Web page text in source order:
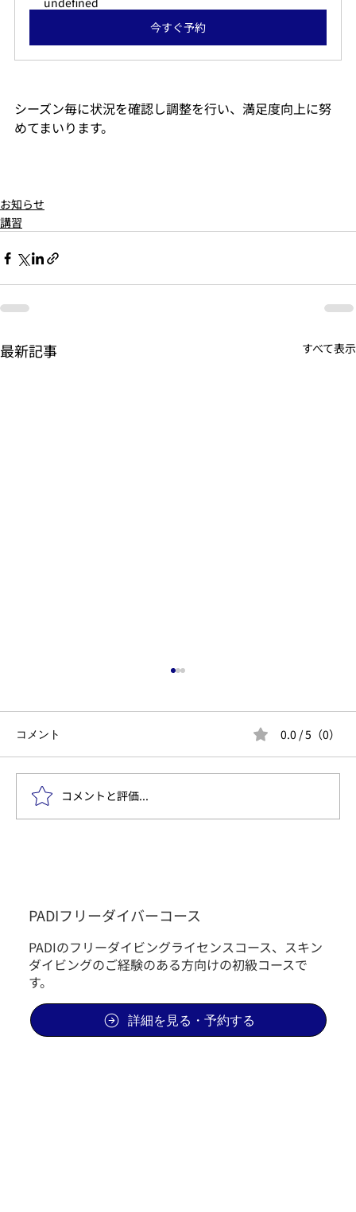
今すぐ予約
シーズン毎に状況を確認し調整を行い、満足度向上に努
めてまいります。
お知らせ
講習
最新記事 すべて表示
コメント 0.0 / 5（0）
コメントと評価...
PADIフリーダイバーコース
PADIのフリーダイビングライセンスコース、スキン
ダイビングのご経験のある方向けの初級コースで
す。
詳細を見る・予約する